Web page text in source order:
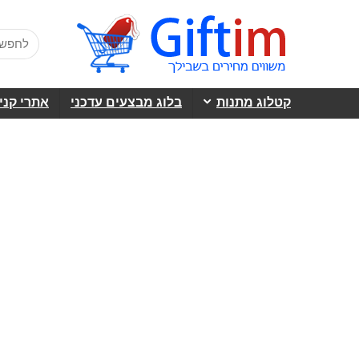
קטלוג מתנות בלוג מבצעים עדכני אתרי